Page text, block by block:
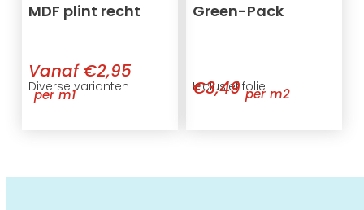
MDF plint recht
Diverse varianten
Vanaf €2,95
per m1
Green-Pack
Inclusief folie
€3,49 per m2